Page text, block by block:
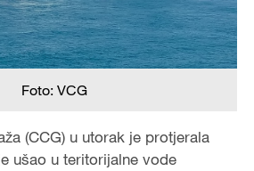
Foto: VCG
(CCG) u utorak je protjerala
ušao u teritorijalne vode